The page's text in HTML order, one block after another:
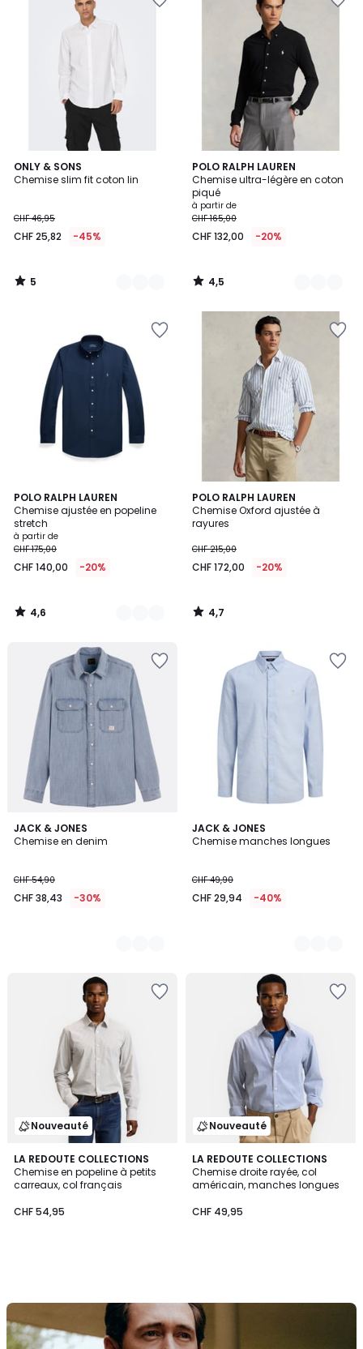
ONLY & SONS
Chemise slim fit coton lin
CHF 46,95
CHF 25,82 -45%
5
/
4
Couleurs
5
/
POLO RALPH LAUREN
Chemise ultra-légère en coton
piqué
à partir de
CHF 165,00
CHF 132,00 -20%
4,5
/ 5
2
Couleurs
4,5
/
POLO RALPH LAUREN
Chemise ajustée en popeline
stretch
à partir de
CHF 175,00
CHF 140,00 -20%
4,6
/ 5
4
Couleurs
4,6
/
POLO RALPH LAUREN
Chemise Oxford ajustée à
rayures
CHF 215,00
CHF 172,00 -20%
4,7
/ 5
4,7
/
JACK & JONES
Chemise en denim
CHF 54,90
CHF 38,43 -30%
2
Couleurs
JACK & JONES
Chemise manches longues
CHF 49,90
CHF 29,94 -40%
2
Couleurs
Nouveauté
LA REDOUTE COLLECTIONS
Chemise en popeline à petits
carreaux, col français
CHF 54,95
Nouveauté
LA REDOUTE COLLECTIONS
Chemise droite rayée, col
américain, manches longues
CHF 49,95
Découvrez
la
marque